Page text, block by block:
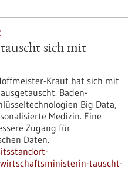
sich mit
Kraut hat sich mit
Baden-
Big Data,
Medizin. Eine
Zugang für
Daten.
tauscht-